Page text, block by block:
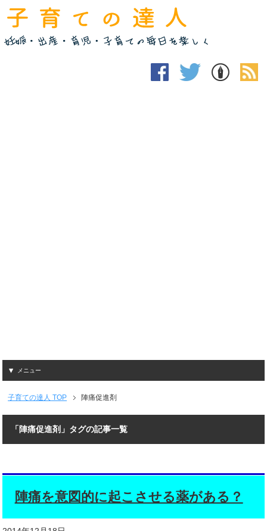
メニュー
子育ての達人 TOP 陣痛促進剤
「陣痛促進剤」タグの記事一覧
陣痛を意図的に起こさせる薬がある？